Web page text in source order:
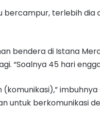
bercampur, terlebih
bendera di Istana
“Soalnya 45 hari
(komunikasi),”
untuk berkomunikasi